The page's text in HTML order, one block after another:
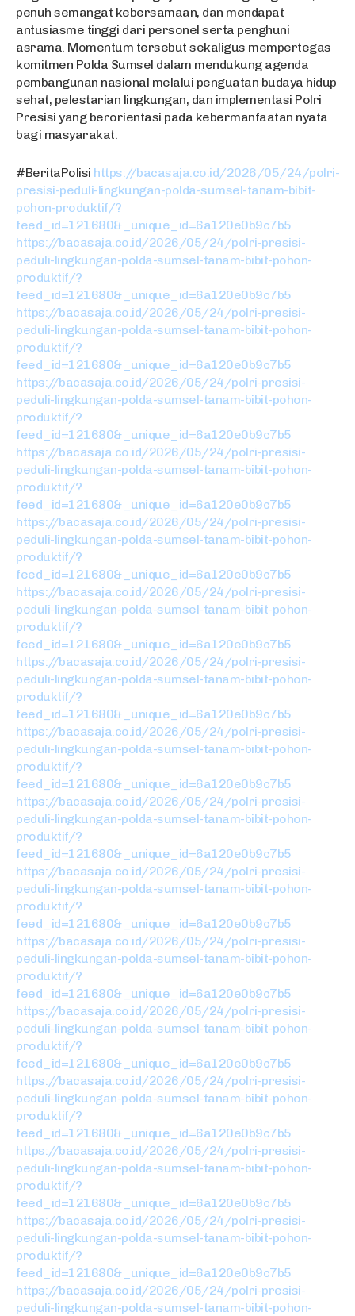
penuh semangat kebersamaan, dan mendapat
antusiasme tinggi dari personel serta penghuni
asrama. Momentum tersebut sekaligus mempertegas
komitmen Polda Sumsel dalam mendukung agenda
pembangunan nasional melalui penguatan budaya hidup
sehat, pelestarian lingkungan, dan implementasi Polri
Presisi yang berorientasi pada kebermanfaatan nyata
bagi masyarakat.
#BeritaPolisi https://bacasaja.co.id/2026/05/24/polri-
presisi-peduli-lingkungan-polda-sumsel-tanam-bibit-
pohon-produktif/?
feed_id=121680&_unique_id=6a120e0b9c7b5
https://bacasaja.co.id/2026/05/24/polri-presisi-
peduli-lingkungan-polda-sumsel-tanam-bibit-pohon-
produktif/?
feed_id=121680&_unique_id=6a120e0b9c7b5
https://bacasaja.co.id/2026/05/24/polri-presisi-
peduli-lingkungan-polda-sumsel-tanam-bibit-pohon-
produktif/?
feed_id=121680&_unique_id=6a120e0b9c7b5
https://bacasaja.co.id/2026/05/24/polri-presisi-
peduli-lingkungan-polda-sumsel-tanam-bibit-pohon-
produktif/?
feed_id=121680&_unique_id=6a120e0b9c7b5
https://bacasaja.co.id/2026/05/24/polri-presisi-
peduli-lingkungan-polda-sumsel-tanam-bibit-pohon-
produktif/?
feed_id=121680&_unique_id=6a120e0b9c7b5
https://bacasaja.co.id/2026/05/24/polri-presisi-
peduli-lingkungan-polda-sumsel-tanam-bibit-pohon-
produktif/?
feed_id=121680&_unique_id=6a120e0b9c7b5
https://bacasaja.co.id/2026/05/24/polri-presisi-
peduli-lingkungan-polda-sumsel-tanam-bibit-pohon-
produktif/?
feed_id=121680&_unique_id=6a120e0b9c7b5
https://bacasaja.co.id/2026/05/24/polri-presisi-
peduli-lingkungan-polda-sumsel-tanam-bibit-pohon-
produktif/?
feed_id=121680&_unique_id=6a120e0b9c7b5
https://bacasaja.co.id/2026/05/24/polri-presisi-
peduli-lingkungan-polda-sumsel-tanam-bibit-pohon-
produktif/?
feed_id=121680&_unique_id=6a120e0b9c7b5
https://bacasaja.co.id/2026/05/24/polri-presisi-
peduli-lingkungan-polda-sumsel-tanam-bibit-pohon-
produktif/?
feed_id=121680&_unique_id=6a120e0b9c7b5
https://bacasaja.co.id/2026/05/24/polri-presisi-
peduli-lingkungan-polda-sumsel-tanam-bibit-pohon-
produktif/?
feed_id=121680&_unique_id=6a120e0b9c7b5
https://bacasaja.co.id/2026/05/24/polri-presisi-
peduli-lingkungan-polda-sumsel-tanam-bibit-pohon-
produktif/?
feed_id=121680&_unique_id=6a120e0b9c7b5
https://bacasaja.co.id/2026/05/24/polri-presisi-
peduli-lingkungan-polda-sumsel-tanam-bibit-pohon-
produktif/?
feed_id=121680&_unique_id=6a120e0b9c7b5
https://bacasaja.co.id/2026/05/24/polri-presisi-
peduli-lingkungan-polda-sumsel-tanam-bibit-pohon-
produktif/?
feed_id=121680&_unique_id=6a120e0b9c7b5
https://bacasaja.co.id/2026/05/24/polri-presisi-
peduli-lingkungan-polda-sumsel-tanam-bibit-pohon-
produktif/?
feed_id=121680&_unique_id=6a120e0b9c7b5
https://bacasaja.co.id/2026/05/24/polri-presisi-
peduli-lingkungan-polda-sumsel-tanam-bibit-pohon-
produktif/?
feed_id=121680&_unique_id=6a120e0b9c7b5
https://bacasaja.co.id/2026/05/24/polri-presisi-
peduli-lingkungan-polda-sumsel-tanam-bibit-pohon-